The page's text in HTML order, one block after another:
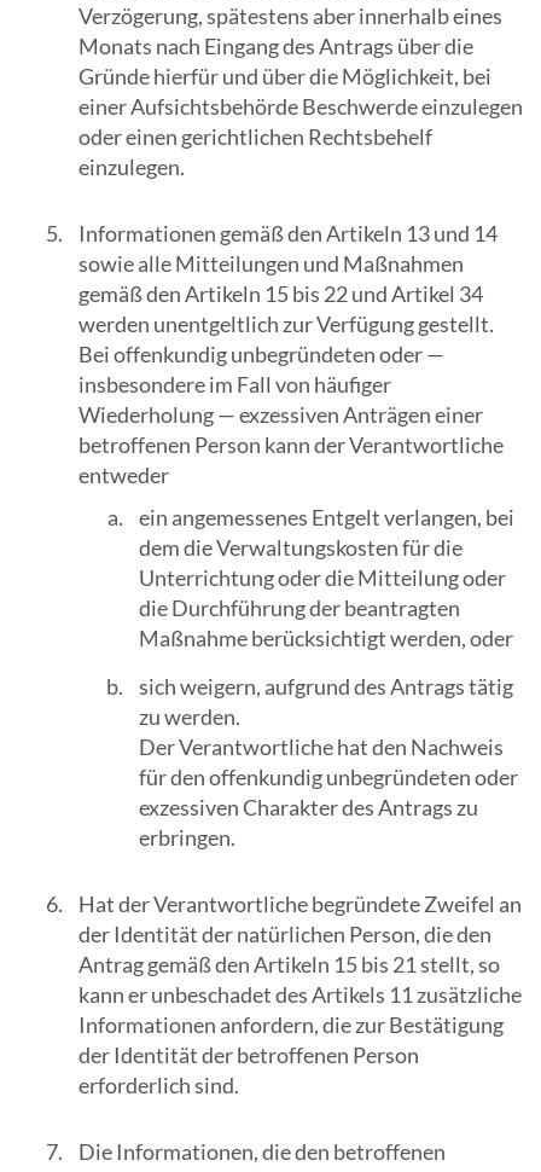
Verzögerung, spätestens aber innerhalb eines
Monats nach Eingang des Antrags über die
Gründe hierfür und über die Möglichkeit, bei
einer Aufsichtsbehörde Beschwerde einzulegen
oder einen gerichtlichen Rechtsbehelf
einzulegen.
Informationen gemäß den Artikeln 13 und 14
sowie alle Mitteilungen und Maßnahmen
gemäß den Artikeln 15 bis 22 und Artikel 34
werden unentgeltlich zur Verfügung gestellt.
Bei offenkundig unbegründeten oder —
insbesondere im Fall von häufiger
Wiederholung — exzessiven Anträgen einer
betroffenen Person kann der Verantwortliche
entweder
ein angemessenes Entgelt verlangen, bei
dem die Verwaltungskosten für die
Unterrichtung oder die Mitteilung oder
die Durchführung der beantragten
Maßnahme berücksichtigt werden, oder
sich weigern, aufgrund des Antrags tätig
zu werden.
Der Verantwortliche hat den Nachweis
für den offenkundig unbegründeten oder
exzessiven Charakter des Antrags zu
erbringen.
Hat der Verantwortliche begründete Zweifel an
der Identität der natürlichen Person, die den
Antrag gemäß den Artikeln 15 bis 21 stellt, so
kann er unbeschadet des Artikels 11 zusätzliche
Informationen anfordern, die zur Bestätigung
der Identität der betroffenen Person
erforderlich sind.
Die Informationen, die den betroffenen